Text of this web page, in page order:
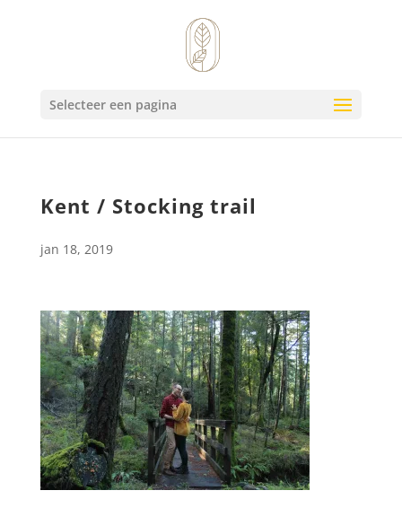
Selecteer een pagina
Kent / Stocking trail
jan 18, 2019